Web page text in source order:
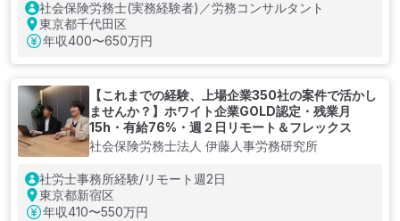
社会保険労務士(実務経験者)／労務コンサルタント
東京都千代田区
年収400〜650万円
【これまでの経験、上場企業350社の案件で活かし
ませんか？】ホワイト企業GOLD認定・残業月
15h・有給76%・週２日リモート＆フレックス
社会保険労務士法人 伊藤人事労務研究所
社労士事務所経験/リモート週2日
東京都新宿区
年収410〜550万円